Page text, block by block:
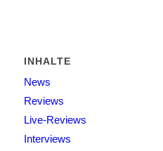
INHALTE
News
Reviews
Live-Reviews
Interviews